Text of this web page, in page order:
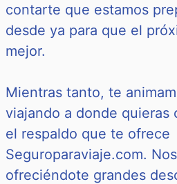
contarte que estamos
desde ya para que el
mejor.
Mientras tanto, te
viajando a donde quieras
el respaldo que te ofrece
Seguroparaviaje.com.
ofreciéndote grandes